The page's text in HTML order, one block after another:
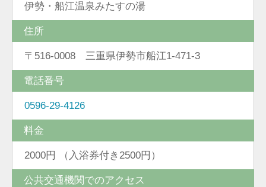
伊勢・船江温泉みたすの湯
住所
〒516-0008 三重県伊勢市船江1-471-3
電話番号
0596-29-4126
料金
2000円 （入浴券付き2500円）
公共交通機関でのアクセス